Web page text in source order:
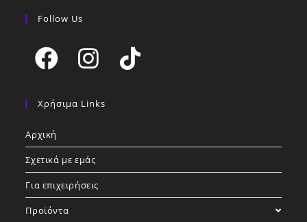
Follow Us
Χρήσιμα Links
Αρχική
Σχετικά με εμάς
Για επιχειρήσεις
Προϊόντα